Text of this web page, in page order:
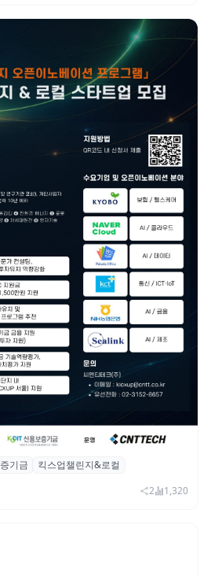
‘킥스업 챌린지&로컬’ 참
기금
킥스업챌린지&로컬
2 1,320